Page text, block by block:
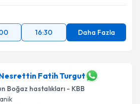
16:30 Daha Fazla
Fatih Turgut
Boğaz hastalıkları - KBB